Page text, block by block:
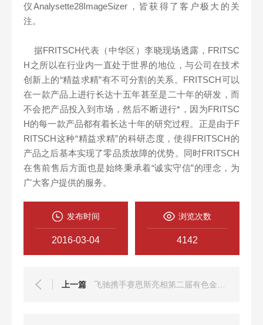
仪Analysette28ImageSizer，皆获得了客户极大的关
注。
据FRITSCH代表（中华区）李晓现场透露，FRITSC
H之所以在行业内一直处于世界的地位，与公司在技术
创新上的“精益求精”有不可分割的关系。FRITSCH可以
在一款产品上进行长达十五年甚至是二十年的研发，而
不会把产品投入到市场，然后不断进行*，因为FRITSC
H的每一款产品都有着长达十年的研究过程。正是由于F
RITSCH这种“精益求精”的科研态度，使得FRITSCH的
产品之后基本实现了零品质故障的优势。同时FRITSCH
在售前售后方面也是始终秉承着“诚实守信”的理念，为
广大客户提供的服务。
发布时间
2016-03-04
浏览次数
4142
上一篇